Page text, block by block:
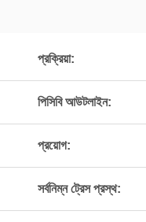
প্রক্রিয়া:
পিসিবি আউটলাইন:
প্রয়োগ:
সর্বনিম্ন ট্রেস প্রস্থ: